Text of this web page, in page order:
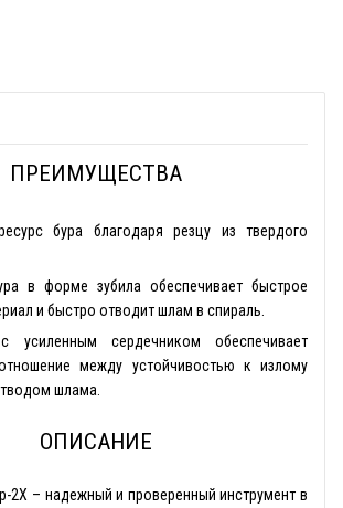
ПРЕИМУЩЕСТВА
бура благодаря резцу из твердого
в форме зубила обеспечивает быстрое
и быстро отводит шлам в спираль.
усиленным сердечником обеспечивает
между устойчивостью к излому
шлама.
ОПИСАНИЕ
2Х – надежный и проверенный инструмент в